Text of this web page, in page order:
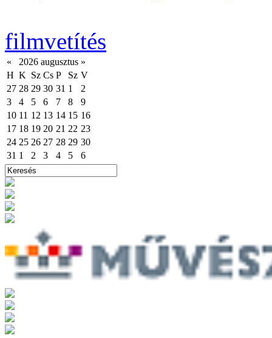
filmvetítés
« 2026 augusztus »
H K Sz Cs P Sz V
27 28 29 30 31 1
2
3
4 5 6 7 8
9
10 11 12 13 14 15 16
17 18 19 20 21 22 23
24 25 26 27 28 29 30
31 1 2 3 4 5 6